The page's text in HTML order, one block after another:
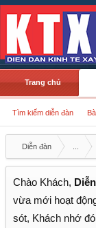
Trang chủ
Tìm kiếm diễn đàn
Diễn đàn
Chào Khách,
vừa mới hoạt
sót, Khách nhớ